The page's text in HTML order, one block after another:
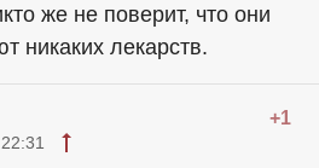
же не поверит, что они
никаких лекарств.
+1